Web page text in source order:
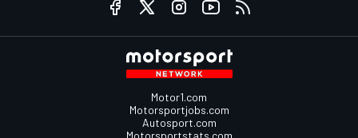
Motor1.com
Motorsportjobs.com
Autosport.com
Motorsportstats.com